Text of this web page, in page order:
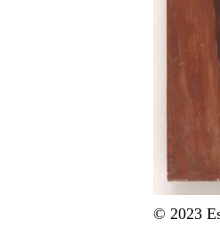
© 2023